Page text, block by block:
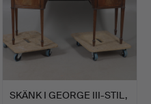
SKÄNK I GEORGE III-STIL,